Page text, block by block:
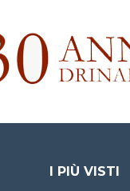
I PIÙ VISTI